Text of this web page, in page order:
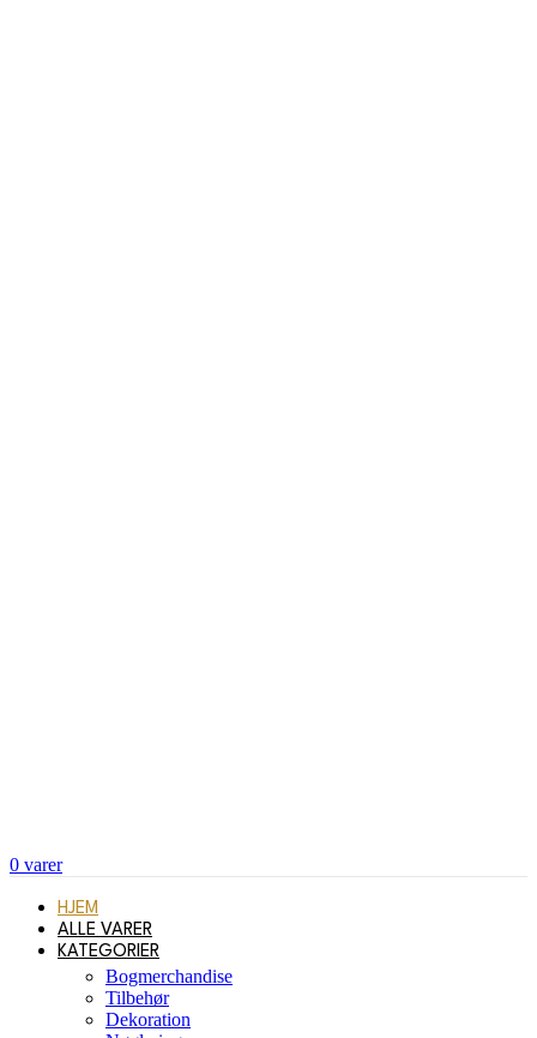
0 varer
HJEM
ALLE VARER
KATEGORIER
Bogmerchandise
Tilbehør
Dekoration